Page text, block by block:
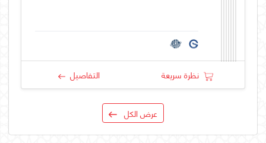
نظرة سريعة التفاصيل
عرض الكل